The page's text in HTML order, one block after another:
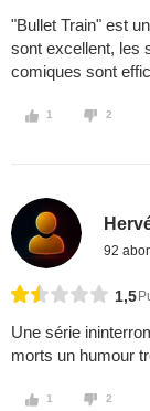
"Bullet Train" est
sont excellent, les
comiques sont
1 2
92
1,5
Une série
morts un humour
1 2